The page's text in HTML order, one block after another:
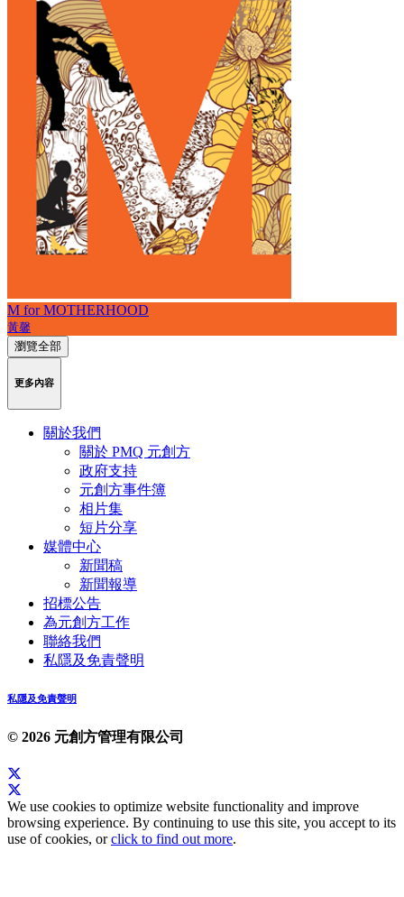
M for MOTHERHOOD
黃馨
瀏覽全部
更多內容
關於我們
關於 PMQ 元創方
政府支持
元創方事件簿
相片集
短片分享
媒體中心
新聞稿
新聞報導
招標公告
為元創方工作
聯絡我們
私隱及免責聲明
私隱及免責聲明
© 2026 元創方管理有限公司
We use cookies to optimize website functionality and improve
browsing experience. By continuing to use this site, you accept to its
use of cookies, orclick to find out more.